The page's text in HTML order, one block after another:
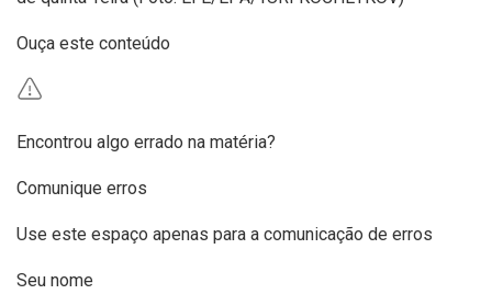
Ouça este conteúdo
Encontrou algo errado na matéria?
Comunique erros
Use este espaço apenas para a comunicação de erros
Seu nome